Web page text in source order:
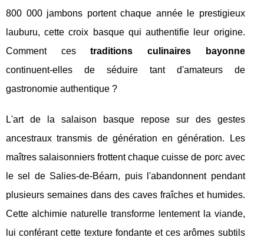
800 000 jambons portent chaque année le prestigieux
lauburu, cette croix basque qui authentifie leur origine.
Comment cestraditions culinaires bayonne
continuent-elles de séduire tant d'amateurs de
gastronomie authentique ?
L'art de la salaison basque repose sur des gestes
ancestraux transmis de génération en génération. Les
maîtres salaisonniers frottent chaque cuisse de porc avec
le sel de Salies-de-Béarn, puis l'abandonnent pendant
plusieurs semaines dans des caves fraîches et humides.
Cette alchimie naturelle transforme lentement la viande,
lui conférant cette texture fondante et ces arômes subtils